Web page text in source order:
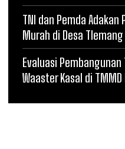
TNI dan Pemda Adakan
Murah di Desa Tlemang
Evaluasi Pembangunan
Waaster Kasal di TMMD